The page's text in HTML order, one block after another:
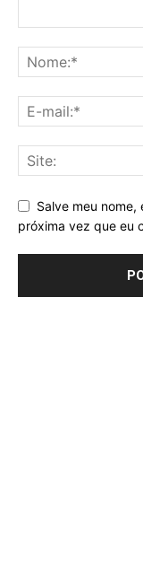
Salve meu
próxima vez que eu